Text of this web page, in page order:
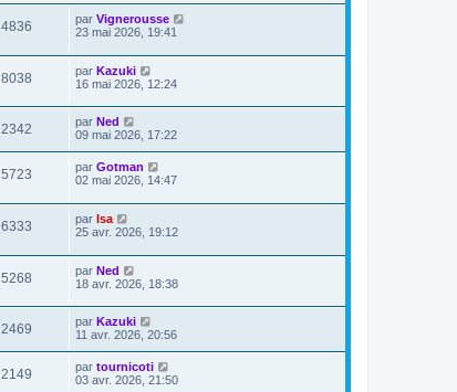
4836 par Vignerousse
23 mai 2026, 19:41
8038 par Kazuki
16 mai 2026, 12:24
2342 par Ned
09 mai 2026, 17:22
5723 par Gotman
02 mai 2026, 14:47
6333 par Isa
25 avr. 2026, 19:12
5268 par Ned
18 avr. 2026, 18:38
2469 par Kazuki
11 avr. 2026, 20:56
2149 par tournicoti
03 avr. 2026, 21:50